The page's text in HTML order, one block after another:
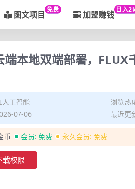
图文项目 免费 加盟赚钱 日入
本地双端部署，FLUX
人工智能
浏览热
07-06
最近更
币 会员: 免费 永久会员: 免费
载权限